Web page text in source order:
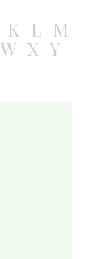
K L M
W X Y